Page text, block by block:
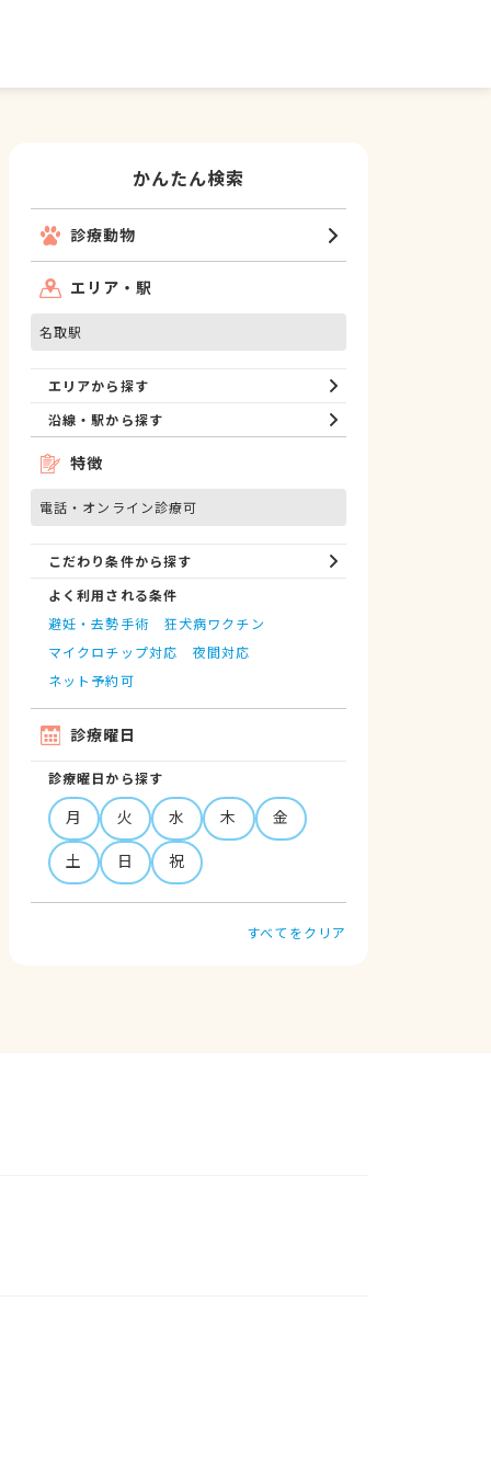
かんたん検索
診療動物
エリア・駅
名取駅
エリアから探す
沿線・駅から探す
特徴
電話・オンライン診療可
こだわり条件から探す
よく利用される条件
避妊・去勢手術
狂犬病ワクチン
マイクロチップ対応
夜間対応
ネット予約可
診療曜日
診療曜日から探す
月 火 水 木
金
土
日 祝
すべてをクリア